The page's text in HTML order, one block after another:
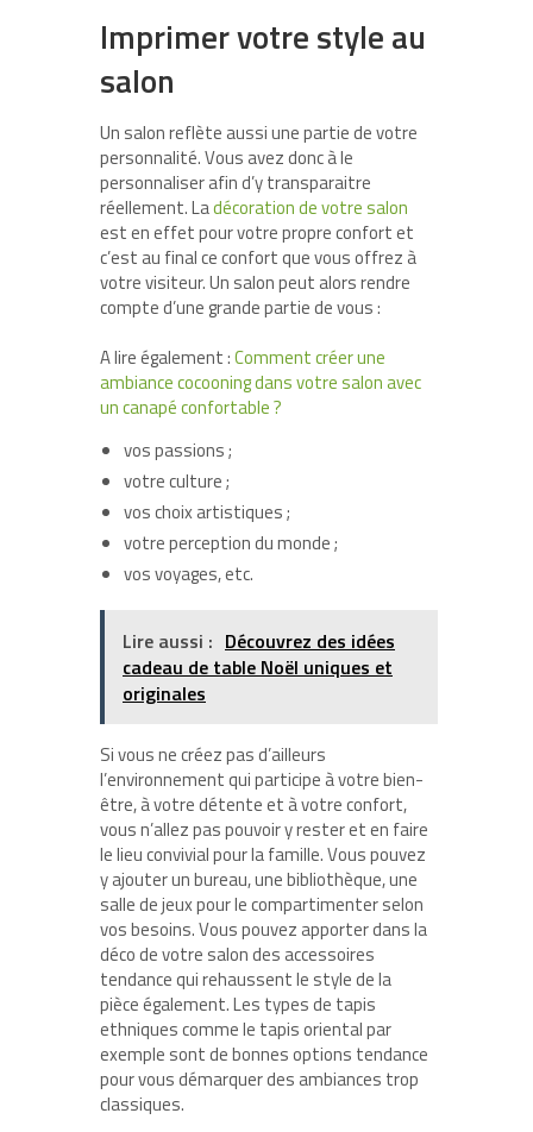
Imprimer votre style au
salon
Un salon reflète aussi une partie de votre
personnalité. Vous avez donc à le
personnaliser afin d’y transparaitre
réellement. Ladécoration de votre salon
est en effet pour votre propre confort et
c’est au final ce confort que vous offrez à
votre visiteur. Un salon peut alors rendre
compte d’une grande partie de vous :
A lire également :Comment créer une
ambiance cocooning dans votre salon avec
un canapé confortable ?
vos passions ;
votre culture ;
vos choix artistiques ;
votre perception du monde ;
vos voyages, etc.
Lire aussi : Découvrez des idées
cadeau de table Noël uniques et
originales
Si vous ne créez pas d’ailleurs
l’environnement qui participe à votre bien-
être, à votre détente et à votre confort,
vous n’allez pas pouvoir y rester et en faire
le lieu convivial pour la famille. Vous pouvez
y ajouter un bureau, une bibliothèque, une
salle de jeux pour le compartimenter selon
vos besoins. Vous pouvez apporter dans la
déco de votre salon des accessoires
tendance qui rehaussent le style de la
pièce également. Les types de tapis
ethniques comme le tapis oriental par
exemple sont de bonnes options tendance
pour vous démarquer des ambiances trop
classiques.